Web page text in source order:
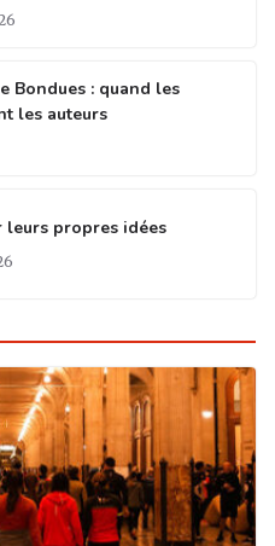
Bondues : quand les
les auteurs
leurs propres idées